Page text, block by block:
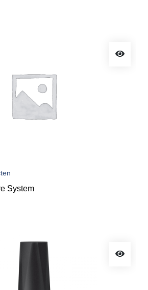
System